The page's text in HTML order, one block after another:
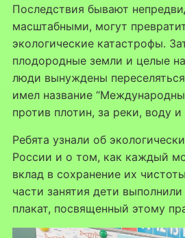
Последствия бывают
масштабными, могут
экологические катастрофы.
плодородные земли и целые
люди вынуждены
имел название
против плотин, за реки, воду и
Ребята узнали об
России и о том, как каждый
вклад в сохранение их
части занятия дети
плакат, посвященный этому